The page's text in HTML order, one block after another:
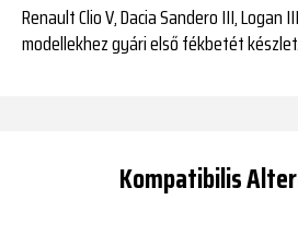
Renault Clio V, Dacia Sandero III, Logan
modellekhez gyári első fékbetét készlet.
Kompatibilis